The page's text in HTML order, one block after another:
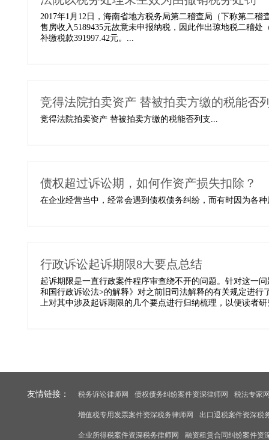
2017年1月12日，海南省地方税务局第二稽查局（下称第二
售房收入5189435元故意未申报纳税，因此作出琼地税二稽
补缴税款391997.42元。...
竞得法院拍卖资产 替被拍卖方缴的税能否
竞得法院拍卖资产 替被拍卖方缴的税能否列支...
债权超过诉讼期，如何作资产损失扣除？
在企业经营当中，经常会遇到债权债务纠纷，而有时因为各
行政诉讼起诉期限8大要点总结
起诉期限是一直行政案件程序审查绕不开的问题。针对这一
和国行政诉讼法>的解释》对之前旧司法解释的有关规定进
上对其中涉及起诉期限的几个要点进行归纳梳理，以便读者
友情链接： 税务诉讼律师网 债权债务纠纷案件资深律师网 税法专家
增值税专用发票案件资深税务律师网 出口退税案件资深税
企业所得税案件资深税务律师网 融资租赁合同纠纷案件资